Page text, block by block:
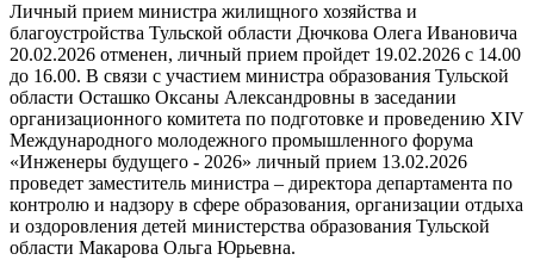
Личный прием министра жилищного хозяйства и
благоустройства Тульской области Дючкова Олега Ивановича
20.02.2026 отменен, личный прием пройдет 19.02.2026 с 14.00
до 16.00. В связи с участием министра образования Тульской
области Осташко Оксаны Александровны в заседании
организационного комитета по подготовке и проведению XIV
Международного молодежного промышленного форума
«Инженеры будущего - 2026» личный прием 13.02.2026
проведет заместитель министра – директора департамента по
контролю и надзору в сфере образования, организации отдыха
и оздоровления детей министерства образования Тульской
области Макарова Ольга Юрьевна.